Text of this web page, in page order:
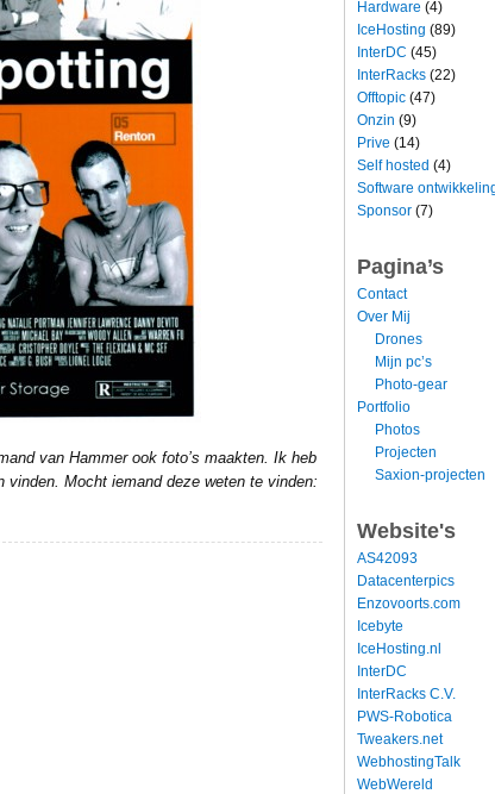
van Hammer ook foto’s maakten. Ik heb
vinden. Mocht iemand deze weten te vinden:
Hardware (4)
IceHosting (89)
InterDC (45)
InterRacks (22)
Offtopic (47)
Onzin (9)
Prive (14)
Self hosted (4)
Software
Sponsor (7)
Pagina’s
Contact
Over Mij
Drones
Mijn pc’s
Photo-gear
Portfolio
Photos
Projecten
Saxion-projecten
Website's
AS42093
Datacenterpics
Enzovoorts.com
Icebyte
IceHosting.nl
InterDC
InterRacks C.V.
PWS-Robotica
Tweakers.net
WebhostingTalk
WebWereld